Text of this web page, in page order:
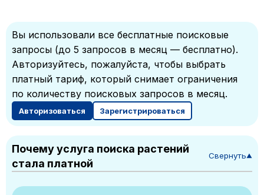
Вы использовали все бесплатные поисковые
запросы (до 5 запросов в месяц — бесплатно).
Авторизуйтесь, пожалуйста, чтобы выбрать
платный тариф, который снимает ограничения
по количеству поисковых запросов в месяц.
Авторизоваться Зарегистрироваться
Почему услуга поиска растений
стала платной
Свернуть▼